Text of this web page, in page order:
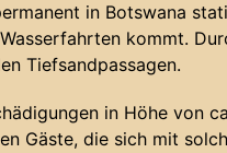
in Botswana
kommt.
Tiefsandpassagen.
in Höhe von
Gäste, die sich mit